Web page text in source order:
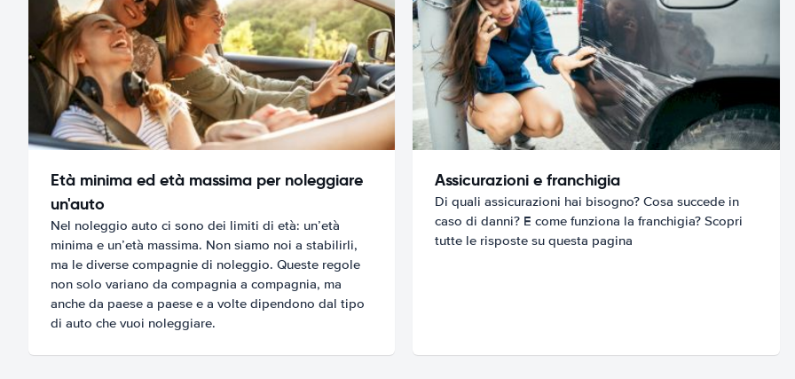
Età minima ed età massima per noleggiare
un'auto
Nel noleggio auto ci sono dei limiti di età: un’età
minima e un’età massima. Non siamo noi a stabilirli,
ma le diverse compagnie di noleggio. Queste regole
non solo variano da compagnia a compagnia, ma
anche da paese a paese e a volte dipendono dal tipo
di auto che vuoi noleggiare.
Assicurazioni e franchigia
Di quali assicurazioni hai bisogno? Cosa succede in
caso di danni? E come funziona la franchigia? Scopri
tutte le risposte su questa pagina